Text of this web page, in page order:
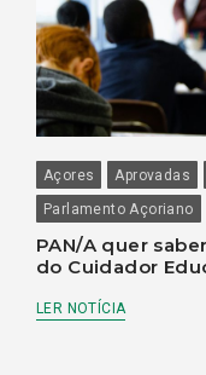
Açores Aprovadas
Parlamento Açoriano
PAN/A quer
do Cuidador
LER NOTÍCIA